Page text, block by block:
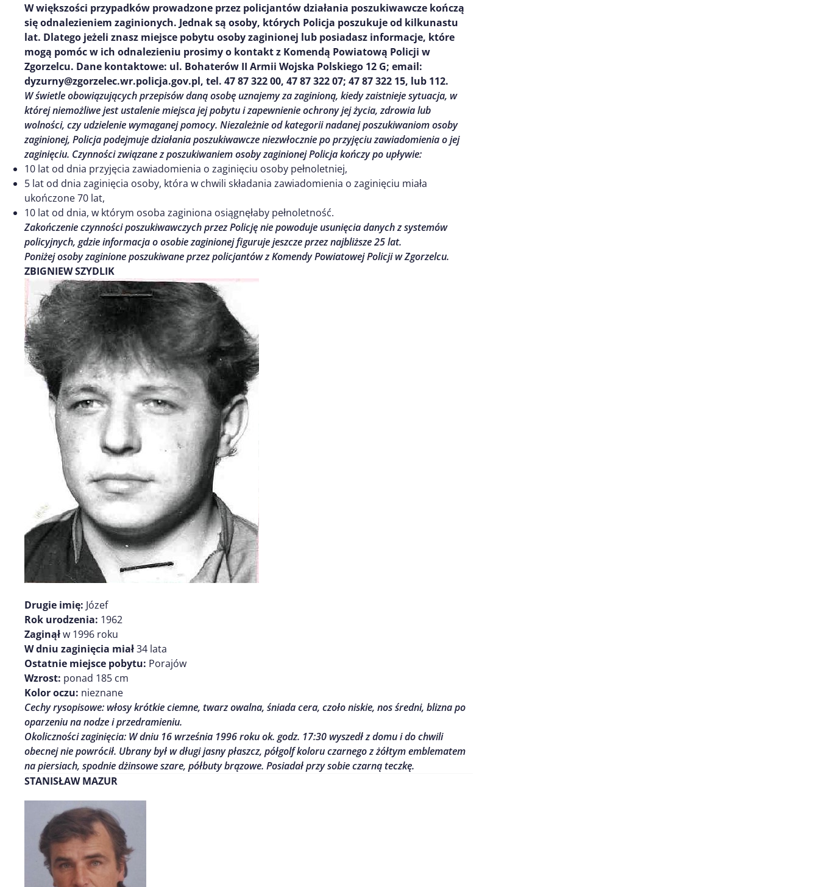
W większości przypadków prowadzone przez policjantów działania poszukiwawcze kończą
się odnalezieniem zaginionych. Jednak są osoby, których Policja poszukuje od kilkunastu
lat. Dlatego jeżeli znasz miejsce pobytu osoby zaginionej lub posiadasz informacje, które
mogą pomóc w ich odnalezieniu prosimy o kontakt z Komendą Powiatową Policji w
Zgorzelcu. Dane kontaktowe: ul. Bohaterów II Armii Wojska Polskiego 12 G; email:
dyzurny@zgorzelec.wr.policja.gov.pl, tel. 47 87 322 00, 47 87 322 07; 47 87 322 15, lub 112.
W świetle obowiązujących przepisów daną osobę uznajemy za zaginioną, kiedy zaistnieje sytuacja, w
której niemożliwe jest ustalenie miejsca jej pobytu i zapewnienie ochrony jej życia, zdrowia lub
wolności, czy udzielenie wymaganej pomocy. Niezależnie od kategorii nadanej poszukiwaniom osoby
zaginionej, Policja podejmuje działania poszukiwawcze niezwłocznie po przyjęciu zawiadomienia o jej
zaginięciu. Czynności związane z poszukiwaniem osoby zaginionej Policja kończy po upływie:
10 lat od dnia przyjęcia zawiadomienia o zaginięciu osoby pełnoletniej,
5 lat od dnia zaginięcia osoby, która w chwili składania zawiadomienia o zaginięciu miała
ukończone 70 lat,
10 lat od dnia, w którym osoba zaginiona osiągnęłaby pełnoletność.
Zakończenie czynności poszukiwawczych przez Policję nie powoduje usunięcia danych z systemów
policyjnych, gdzie informacja o osobie zaginionej figuruje jeszcze przez najbliższe 25 lat.
Poniżej osoby zaginione poszukiwane przez policjantów z Komendy Powiatowej Policji w Zgorzelcu.
ZBIGNIEW SZYDLIK
Drugie imię: Józef
Rok urodzenia: 1962
Zaginąłw 1996 roku
W dniu zaginięcia miał34 lata
Ostatnie miejsce pobytu: Porajów
Wzrost: ponad 185 cm
Kolor oczu: nieznane
Cechy rysopisowe: włosy krótkie ciemne, twarz owalna, śniada cera, czoło niskie, nos średni, blizna po
oparzeniu na nodze i przedramieniu.
Okoliczności zaginięcia: W dniu 16 września 1996 rokuok. godz. 17:30 wyszedł z domu i do chwili
obecnej nie powrócił. Ubrany był w długi jasny płaszcz, półgolf koloru czarnego z żółtym emblematem
na piersiach, spodnie dżinsowe szare, półbuty brązowe. Posiadał przy sobie czarną teczkę.
STANISŁAW MAZUR